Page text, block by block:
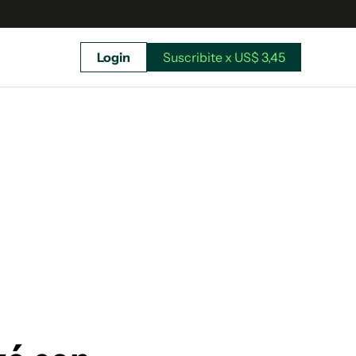
Login Suscribite x US$ 3,45